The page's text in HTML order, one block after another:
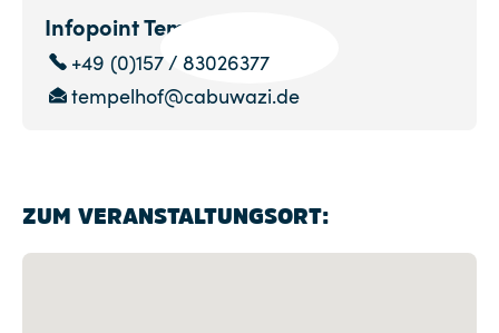
Infopoint Tempelhof
+49 (0)157 / 83026377
tempelhof@cabuwazi.de
ZUM VERANSTALTUNGSORT: